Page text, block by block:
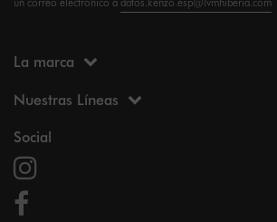
La marca
Nuestras Líneas
Social